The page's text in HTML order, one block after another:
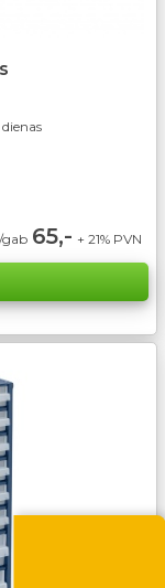
Vasara nāk ar
gab 65,- + 21% PVN